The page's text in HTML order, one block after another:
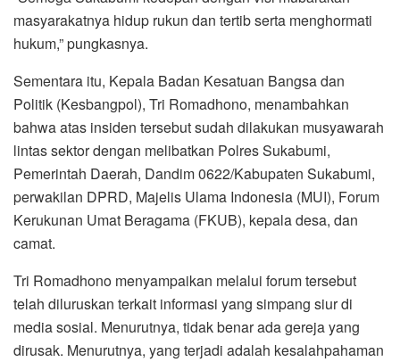
masyarakatnya hidup rukun dan tertib serta menghormati
hukum,” pungkasnya.
Sementara itu, Kepala Badan Kesatuan Bangsa dan
Politik (Kesbangpol), Tri Romadhono, menambahkan
bahwa atas insiden tersebut sudah dilakukan musyawarah
lintas sektor dengan melibatkan Polres Sukabumi,
Pemerintah Daerah, Dandim 0622/Kabupaten Sukabumi,
perwakilan DPRD, Majelis Ulama Indonesia (MUI), Forum
Kerukunan Umat Beragama (FKUB), kepala desa, dan
camat.
Tri Romadhono menyampaikan melalui forum tersebut
telah diluruskan terkait informasi yang simpang siur di
media sosial. Menurutnya, tidak benar ada gereja yang
dirusak. Menurutnya, yang terjadi adalah kesalahpahaman